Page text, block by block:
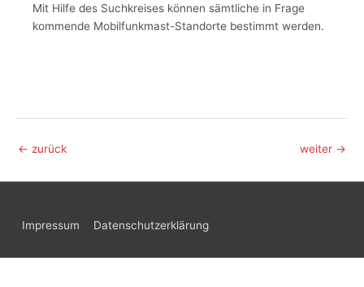
Mit Hilfe des Suchkreises können sämtliche in Frage
kommende Mobilfunkmast-Standorte bestimmt werden.
Beitragsnavigation
← zurück weiter →
Impressum Datenschutzerklärung